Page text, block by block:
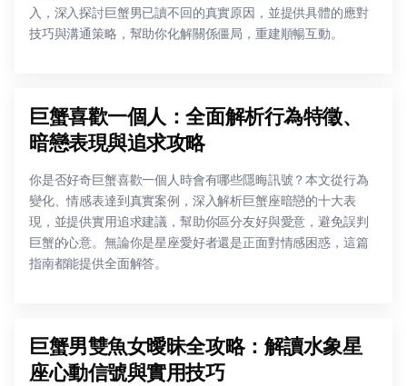
入，深入探討巨蟹男已讀不回的真實原因，並提供具體的應對
技巧與溝通策略，幫助你化解關係僵局，重建順暢互動。
巨蟹喜歡一個人：全面解析行為特徵、
暗戀表現與追求攻略
你是否好奇巨蟹喜歡一個人時會有哪些隱晦訊號？本文從行為
變化、情感表達到真實案例，深入解析巨蟹座暗戀的十大表
現，並提供實用追求建議，幫助你區分友好與愛意，避免誤判
巨蟹的心意。無論你是星座愛好者還是正面對情感困惑，這篇
指南都能提供全面解答。
巨蟹男雙魚女曖昧全攻略：解讀水象星
座心動信號與實用技巧